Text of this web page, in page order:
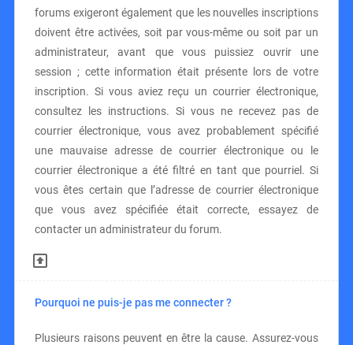
forums exigeront également que les nouvelles inscriptions
doivent être activées, soit par vous-même ou soit par un
administrateur, avant que vous puissiez ouvrir une
session ; cette information était présente lors de votre
inscription. Si vous aviez reçu un courrier électronique,
consultez les instructions. Si vous ne recevez pas de
courrier électronique, vous avez probablement spécifié
une mauvaise adresse de courrier électronique ou le
courrier électronique a été filtré en tant que pourriel. Si
vous êtes certain que l’adresse de courrier électronique
que vous avez spécifiée était correcte, essayez de
contacter un administrateur du forum.
Pourquoi ne puis-je pas me connecter ?
Plusieurs raisons peuvent en être la cause. Assurez-vous